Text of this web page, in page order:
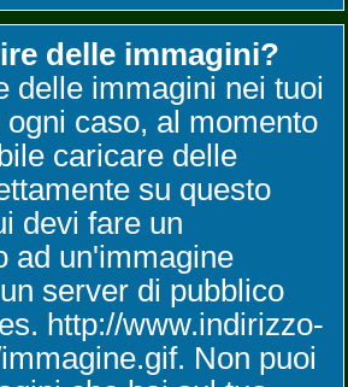
delle immagini?
delle immagini nei tuoi
caso, al momento
caricare delle
su questo
devi fare un
ad un'immagine
server di pubblico
http://www.indirizzo-
Non puoi